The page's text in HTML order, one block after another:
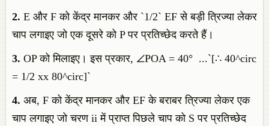
2. E और F को केंद्र मानकर और `1/2` EF से बड़ी त्रिज्या लेकर
चाप लगाइए जो एक दूसरे को P पर प्रतिच्छेद करते हैं।
3. OP को मिलाइए। इस प्रकार, ∠POA = 40° ...`[∴ 40^circ
= 1/2 xx 80^circ]`
4. अब, F को केंद्र मानकर और EF के बराबर त्रिज्या लेकर एक
चाप लगाइए जो चरण ii में प्राप्त पिछले चाप को S पर प्रतिच्छेद